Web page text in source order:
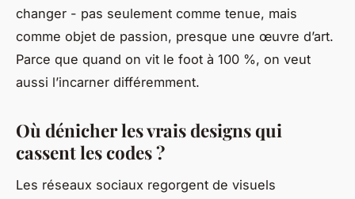
changer - pas seulement comme tenue, mais
comme objet de passion, presque une œuvre d’art.
Parce que quand on vit le foot à 100 %, on veut
aussi l’incarner différemment.
Où dénicher les vrais designs qui
cassent les codes ?
Les réseaux sociaux regorgent de visuels